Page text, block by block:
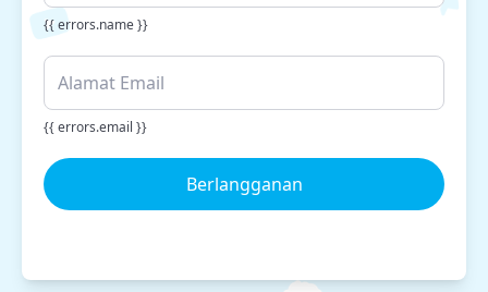
{{ errors.name }}
{{ errors.email }}
Berlangganan